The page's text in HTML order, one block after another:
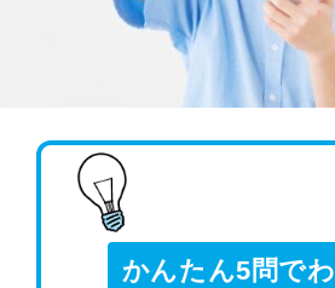
かんたん5問でわ